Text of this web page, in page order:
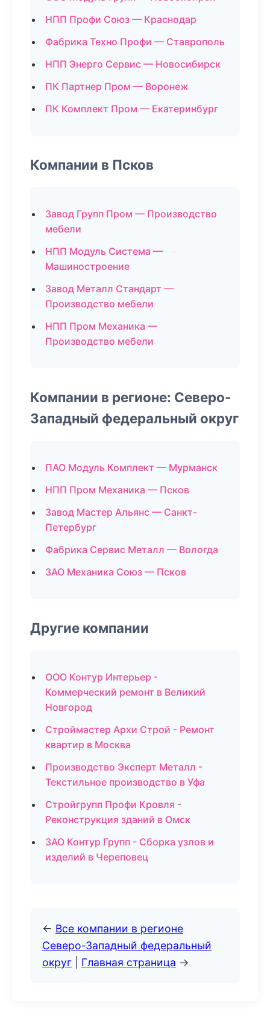
НПП Профи Союз — Краснодар
Фабрика Техно Профи — Ставрополь
НПП Энерго Сервис — Новосибирск
ПК Партнер Пром — Воронеж
ПК Комплект Пром — Екатеринбург
Компании в Псков
Завод Групп Пром — Производство
мебели
НПП Модуль Система —
Машиностроение
Завод Металл Стандарт —
Производство мебели
НПП Пром Механика —
Производство мебели
Компании в регионе: Северо-
Западный федеральный округ
ПАО Модуль Комплект — Мурманск
НПП Пром Механика — Псков
Завод Мастер Альянс — Санкт-
Петербург
Фабрика Сервис Металл — Вологда
ЗАО Механика Союз — Псков
Другие компании
ООО Контур Интерьер -
Коммерческий ремонт в Великий
Новгород
Строймастер Архи Строй - Ремонт
квартир в Москва
Производство Эксперт Металл -
Текстильное производство в Уфа
Стройгрупп Профи Кровля -
Реконструкция зданий в Омск
ЗАО Контур Групп - Сборка узлов и
изделий в Череповец
← Все компании в регионе
Северо-Западный федеральный
округ
Главная страница →